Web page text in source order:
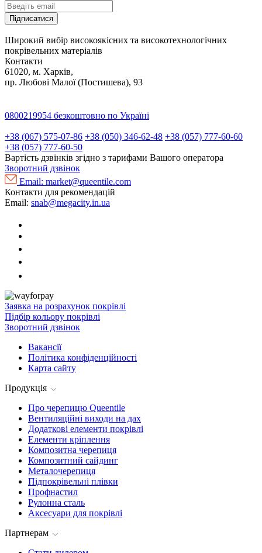
Підписатися
Широкий вибір високоякісних та високотехнологічних
покрівельних матеріалів
Контакти
61020, м. Харків,
пр. Любові Малої (Постишева), 93
0800219954 безкоштовно по Україні
+38 (067) 575-07-86 +38 (050) 346-62-48 +38 (057) 777-60-60
+38 (057) 777-60-50
Вартість дзвінків згідно з тарифами Вашого оператора
Зворотний дзвінок
Email: market@queentile.com
Контакти для рекомендацій
Email: snab@megacity.in.ua
Заявка на розрахунок покрівлі
Підбір кольору покрівлі
Зворотний дзвінок
Вакансії
Політика конфіденційності
Карта сайту
Продукція
Про черепицю Queentile
Вентиляційні виходи на дах
Додаткові елементи покрівлі
Елементи кріплення
Композитна черепиця
Композитний сайдинг
Металочерепиця
Підпокрівельні плівки
Профнастил
Рулонна сталь
Аксесуари для покрівлі
Партнерам